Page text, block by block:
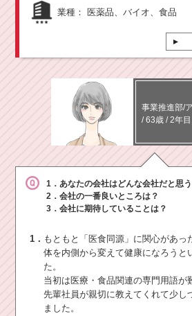
業種： 医薬品、バイオ、食品
事業推進部/
/ 63歳 /2年目
1．あなたの会社はどんな会社だと思
2．会社の一番良いところは？
3．会社に期待していることは？
1． もともと「医食同源」に関心があっ
体を内側から変えて健康になろうと
た。
当初は医療・食品関連の専門用語が
先輩社員が親切に教えてくれて少し
ました。